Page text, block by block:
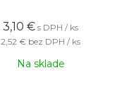
3,10 € s DPH / ks
2,52 € bez DPH / ks
Na sklade